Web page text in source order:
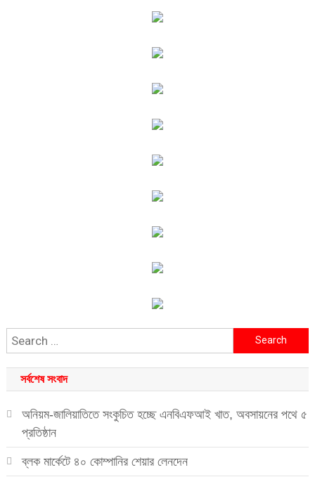
Search
for:
সর্বশেষ সংবাদ
অনিয়ম-জালিয়াতিতে সংকুচিত হচ্ছে এনবিএফআই খাত, অবসায়নের পথে ৫
প্রতিষ্ঠান
ব্লক মার্কেটে ৪০ কোম্পানির শেয়ার লেনদেন